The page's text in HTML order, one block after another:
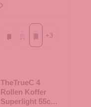
BlackFliederdark petrol
+3
TheTrueC 4
Rollen Koffer
Superlight 55cm